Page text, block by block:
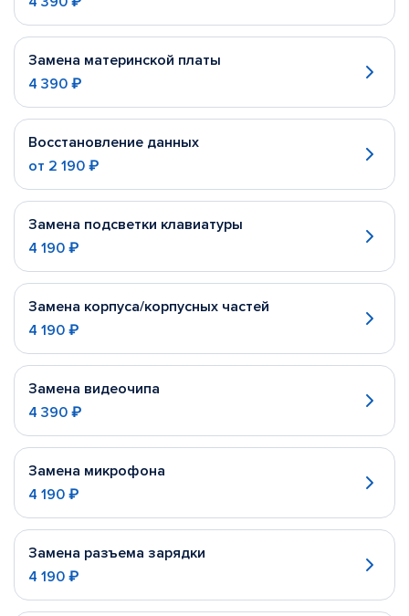
Замена материнской платы
4 390 ₽
Восстановление данных
от 2 190 ₽
Замена подсветки клавиатуры
4 190 ₽
Замена корпуса/корпусных частей
4 190 ₽
Замена видеочипа
4 390 ₽
Замена микрофона
4 190 ₽
Замена разъема зарядки
4 190 ₽